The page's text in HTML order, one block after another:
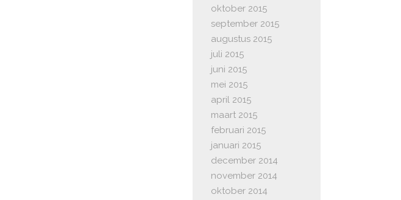
oktober 2015
september 2015
augustus 2015
juli 2015
juni 2015
mei 2015
april 2015
maart 2015
februari 2015
januari 2015
december 2014
november 2014
oktober 2014